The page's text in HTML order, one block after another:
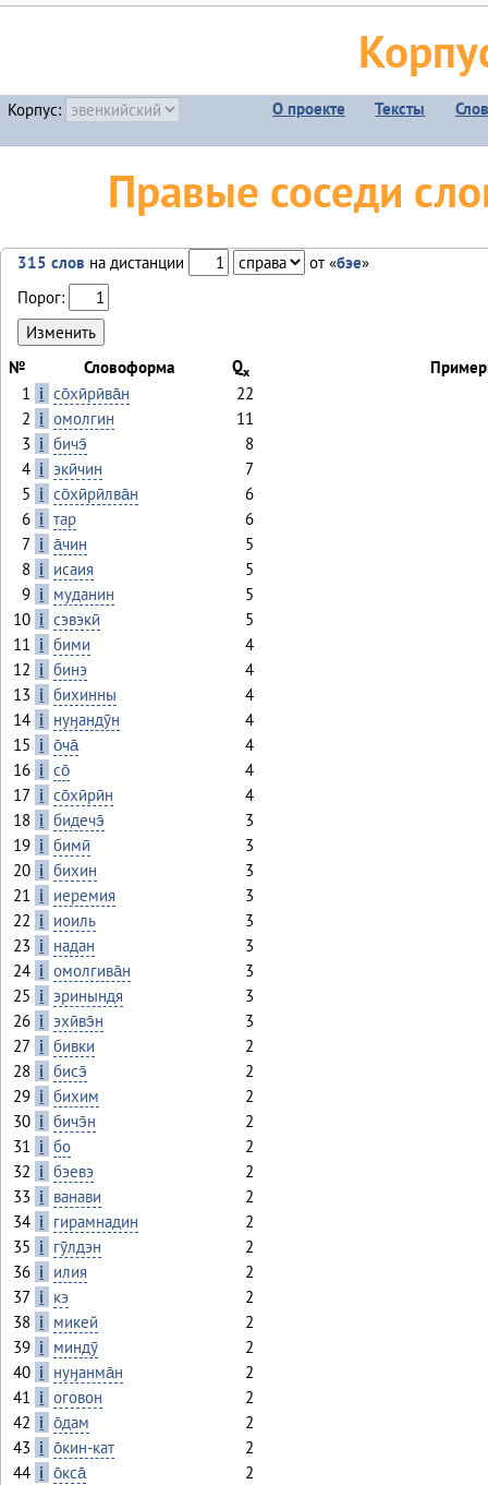
Корпус: О проекте Тексты
Правые соседи
315 слов на дистанции от «бэе»
Порог:
№ Словоформа Qx
1
i со̄хӣрӣва̄н
22
2 i омолгин
11
3 i бичэ̄
8
4 i экӣчин
7
5 i со̄хӣрӣлва̄н
6
6 i тар
6
7 i а̄чин
5
8 i исаия
5
9 i муданин
5
10 i сэвэкӣ
5
11
i бими
4
12 i бинэ
4
13 i бихинны
4
14 i нуӈандӯн
4
15 i о̄ча̄
4
16 i со̄
4
17 i со̄хӣрӣн
4
18 i бидечэ̄
3
19 i бимӣ
3
20 i бихин
3
21
i иеремия
3
22 i иоиль
3
23 i надан
3
24 i омолгива̄н
3
25 i эринындя
3
26 i эхӣвэ̄н
3
27 i бивки
2
28 i бисэ̄
2
29 i бихим
2
30 i бичэ̄н
2
31
i бо
2
32 i бэевэ
2
33 i ванави
2
34 i гирамнадин
2
35 i гӯлдэн
2
36 i илия
2
37 i кэ
2
38 i микей
2
39 i миндӯ
2
40 i нуӈанма̄н
2
41
i оговон
2
42 i о̄дам
2
43 i о̄кин-кат
2
44 i о̄кса̄
2